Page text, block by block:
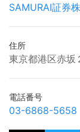
SAMURAI証券
住所
東京都港区赤坂
電話番号
03-6868-5658